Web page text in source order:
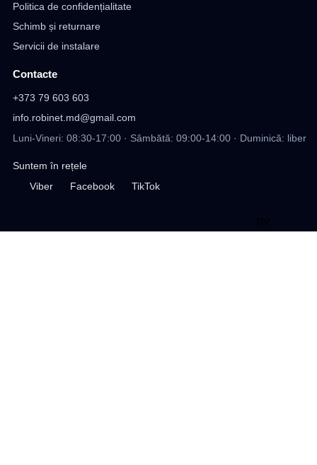
Politica de confidențialitate
Schimb și returnare
Servicii de instalare
Contacte
+373 79 603 603
info.robinet.md@gmail.com
Luni-Vineri: 08:30-17:00 · Sâmbătă: 09:00-14:00 · Duminică: liber
Suntem în rețele
Viber
Facebook TikTok